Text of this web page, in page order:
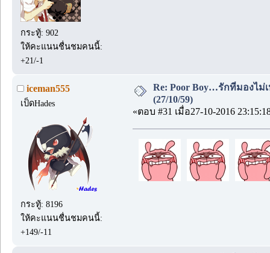
กระทู้: 902
ให้คะแนนชื่นชมคนนี้:
+21/-1
iceman555
เป็ดHades
กระทู้: 8196
ให้คะแนนชื่นชมคนนี้:
+149/-11
Re: Poor Boy…รักที่มองไม่
(27/10/59)
«ตอบ #31 เมื่อ27-10-2016